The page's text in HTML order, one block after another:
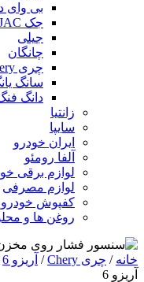
بی وای
جک JAC
جیلی
چانگان
چری Chery
سانگ
دانگ
زانتیا
سایپا
ایران خودرو
آلفا رومئو
لوازم برقی
لوازم مصرفی
کفپوش خودرو
روغن ها و
خانه / چری Chery / آریزو 6
آریزو 6